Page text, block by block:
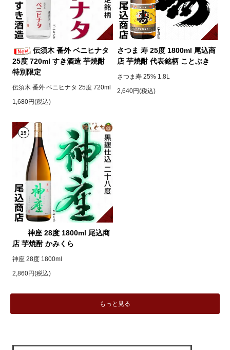
伝須木 番外 ベニヒナタ
25度 720ml すき酒造 芋焼酎
特別限定
伝須木 番外 ベニヒナタ 25度 720ml
1,680円(税込)
さつま 寿 25度 1800ml 尾込商
店 芋焼酎 代表銘柄 ことぶき
さつま寿 25% 1.8L
2,640円(税込)
19
神座 28度 1800ml 尾込商
店 芋焼酎 かみくら
神座 28度 1800ml
2,860円(税込)
もっと見る